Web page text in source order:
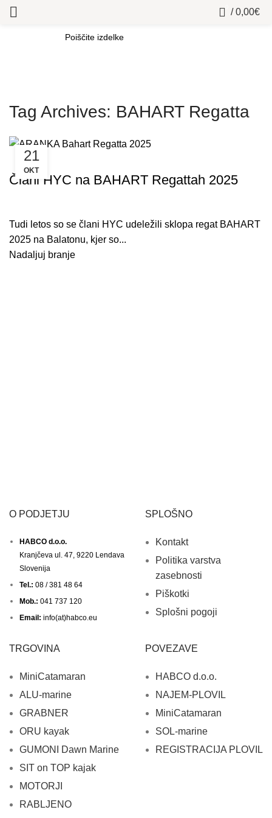
/ 0,00€
Tag Archives: BAHART Regatta
21
OKT
HINCO YACHTING CLUB
Člani HYC na BAHART Regattah 2025
Tudi letos so se člani HYC udeležili sklopa regat BAHART
2025 na Balatonu, kjer so...
Nadaljuj branje
O PODJETJU
HABCO d.o.o.
Kranjčeva ul. 47, 9220 Lendava
Slovenija
Tel.: 08 / 381 48 64
Mob.: 041 737 120
Email: info(at)habco.eu
SPLOŠNO
Kontakt
Politika varstva
zasebnosti
Piškotki
Splošni pogoji
TRGOVINA
MiniCatamaran
ALU-marine
GRABNER
ORU kayak
GUMONI Dawn Marine
SIT on TOP kajak
MOTORJI
RABLJENO
POVEZAVE
HABCO d.o.o.
NAJEM-PLOVIL
MiniCatamaran
SOL-marine
REGISTRACIJA PLOVIL